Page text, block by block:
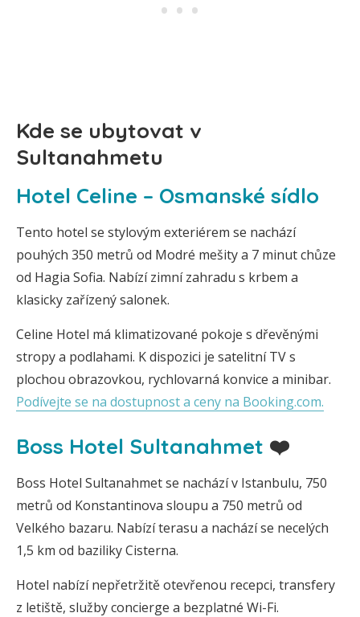
Kde se ubytovat v
Sultanahmetu
Hotel Celine – Osmanské sídlo
Tento hotel se stylovým exteriérem se nachází
pouhých 350 metrů od Modré mešity a 7 minut chůze
od Hagia Sofia. Nabízí zimní zahradu s krbem a
klasicky zařízený salonek.
Celine Hotel má klimatizované pokoje s dřevěnými
stropy a podlahami. K dispozici je satelitní TV s
plochou obrazovkou, rychlovarná konvice a minibar.
Podívejte se na dostupnost a ceny na Booking.com.
Boss Hotel Sultanahmet ❤️
Boss Hotel Sultanahmet se nachází v Istanbulu, 750
metrů od Konstantinova sloupu a 750 metrů od
Velkého bazaru. Nabízí terasu a nachází se necelých
1,5 km od baziliky Cisterna.
Hotel nabízí nepřetržitě otevřenou recepci, transfery
z letiště, služby concierge a bezplatné Wi-Fi.